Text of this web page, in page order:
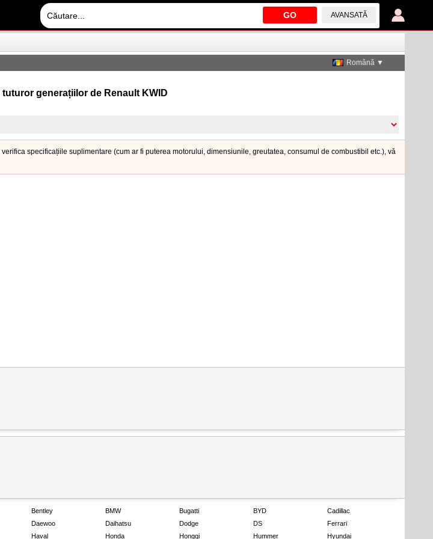
GO AVANSATĂ
Română ▼
generațiilor de Renault KWID
specificațiile suplimentare (cum ar fi puterea motorului, dimensiunile, greutatea, consumul de combustibil etc.), vă
Bentley BMW Bugatti BYD
Cadillac
Daewoo Daihatsu Dodge DS
Ferrari
Haval Honda Hongqi Hummer Hyundai